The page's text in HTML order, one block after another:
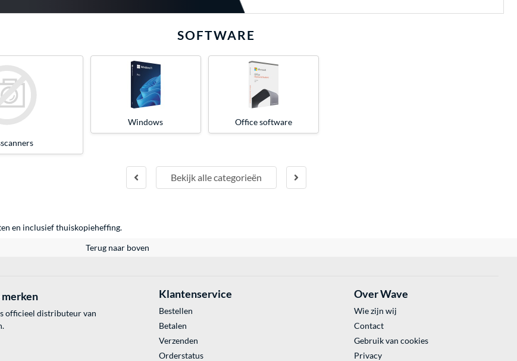
SOFTWARE
Bekijk alle categorieën
Windows Office software
en inclusief thuiskopieheffing.
Terug naar boven
officieel distributeur van
Klantenservice
Bestellen
Betalen
Verzenden
Orderstatus
Over Wave
Wie zijn wij
Contact
Gebruik van cookies
Privacy